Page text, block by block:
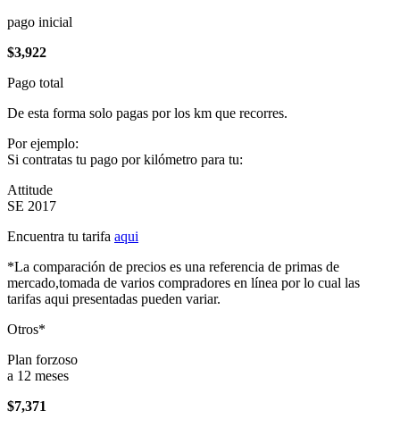
pago inicial
$3,922
Pago total
De esta forma solo pagas por los km que recorres.
Por ejemplo:
Si contratas tu pago por kilómetro para tu:
Attitude
SE 2017
Encuentra tu tarifa aqui
*La comparación de precios es una referencia de primas de
mercado,tomada de varios compradores en línea por lo cual las
tarifas aqui presentadas pueden variar.
Otros*
Plan forzoso
a 12 meses
$7,371